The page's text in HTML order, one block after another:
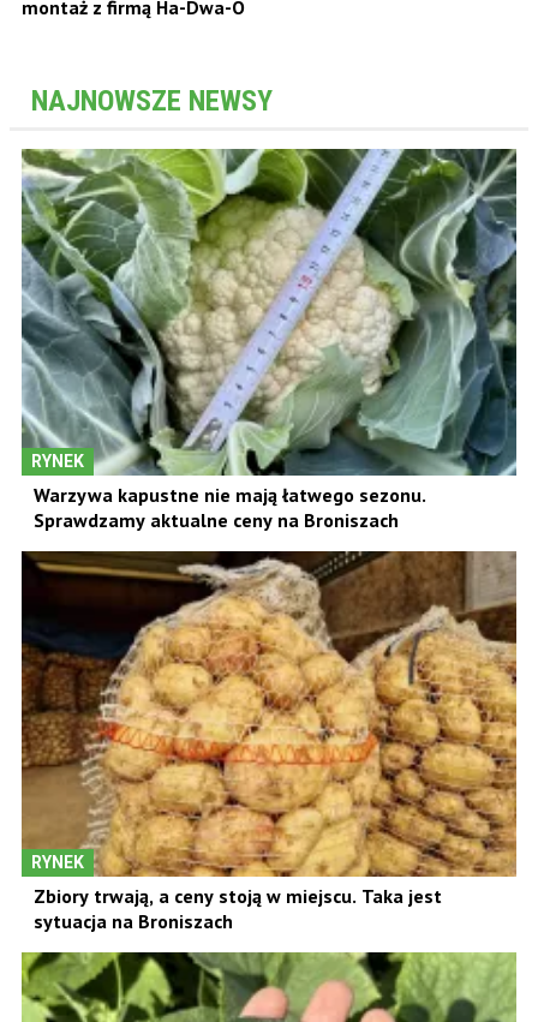
montaż z firmą Ha-Dwa-O
NAJNOWSZE NEWSY
RYNEK
Warzywa kapustne nie mają łatwego sezonu.
Sprawdzamy aktualne ceny na Broniszach
RYNEK
Zbiory trwają, a ceny stoją w miejscu. Taka jest
sytuacja na Broniszach